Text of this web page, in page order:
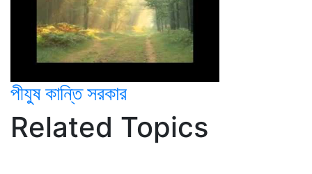
পীযুষ কান্তি সরকার
Related Topics